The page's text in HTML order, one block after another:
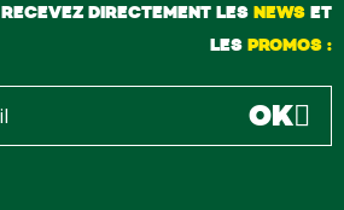
RECEVEZ DIRECTEMENT LES NEWSET
LES PROMOS :
OK